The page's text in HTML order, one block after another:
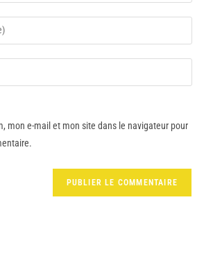
mon e-mail et mon site dans le navigateur pour